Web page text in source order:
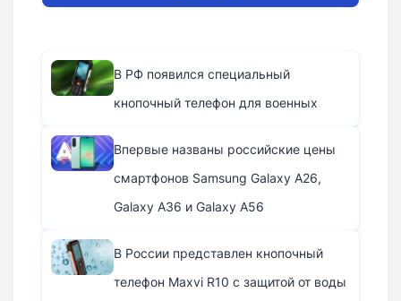
В РФ появился специальный
кнопочный телефон для военных
Впервые названы российские цены
смартфонов Samsung Galaxy A26,
Galaxy A36 и Galaxy A56
В России представлен кнопочный
телефон Maxvi R10 с защитой от воды